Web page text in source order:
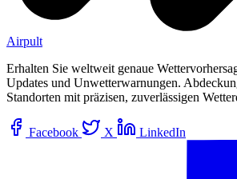
Airpult
Erhalten Sie weltweit genaue
Updates und Unwetterwarnungen.
Standorten mit präzisen, zuverlässigen
Facebook X LinkedIn